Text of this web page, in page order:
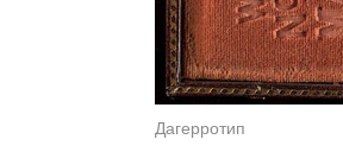
Дагерротип